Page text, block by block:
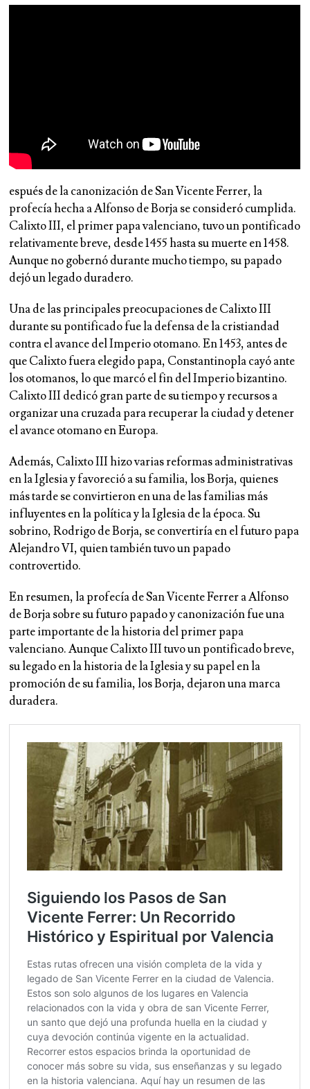
espués de la canonización de San Vicente Ferrer, la
profecía hecha a Alfonso de Borja se consideró cumplida.
Calixto III, el primer papa valenciano, tuvo un pontificado
relativamente breve, desde 1455 hasta su muerte en 1458.
Aunque no gobernó durante mucho tiempo, su papado
dejó un legado duradero.
Una de las principales preocupaciones de Calixto III
durante su pontificado fue la defensa de la cristiandad
contra el avance del Imperio otomano. En 1453, antes de
que Calixto fuera elegido papa, Constantinopla cayó ante
los otomanos, lo que marcó el fin del Imperio bizantino.
Calixto III dedicó gran parte de su tiempo y recursos a
organizar una cruzada para recuperar la ciudad y detener
el avance otomano en Europa.
Además, Calixto III hizo varias reformas administrativas
en la Iglesia y favoreció a su familia, los Borja, quienes
más tarde se convirtieron en una de las familias más
influyentes en la política y la Iglesia de la época. Su
sobrino, Rodrigo de Borja, se convertiría en el futuro papa
Alejandro VI, quien también tuvo un papado
controvertido.
En resumen, la profecía de San Vicente Ferrer a Alfonso
de Borja sobre su futuro papado y canonización fue una
parte importante de la historia del primer papa
valenciano. Aunque Calixto III tuvo un pontificado breve,
su legado en la historia de la Iglesia y su papel en la
promoción de su familia, los Borja, dejaron una marca
duradera.